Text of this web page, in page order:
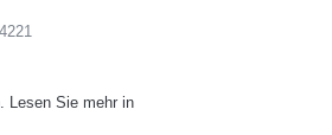
Lesen Sie mehr in